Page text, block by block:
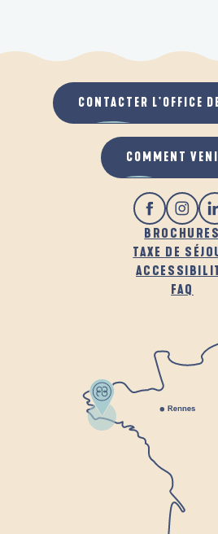
BROCHURES
TAXE DE
FAQ
CONTACTER L'OFFICE
COMMENT